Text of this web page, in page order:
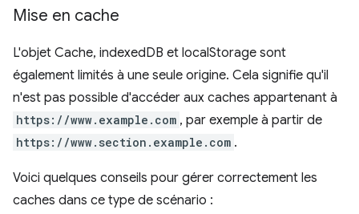
Mise en cache
L'objet Cache, indexedDB et localStorage sont
également limités à une seule origine. Cela signifie qu'il
n'est pas possible d'accéder aux caches appartenant à
https://www.example.com , par exemple à partir de
https://www.section.example.com .
Voici quelques conseils pour gérer correctement les
caches dans ce type de scénario :